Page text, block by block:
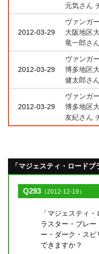
元気さん
2012-03-29
ヴァンガ
大阪地区
竜一郎さ
2012-03-29
ヴァンガ
博多地区
健太郎さ
2012-03-29
ヴァンガ
博多地区
友紀さん
「マジェスティ・ロード
Q293 （2012-12-19）
「マジェスティ
ラスター・ブレー
ー・ダーク・ス
できますか？